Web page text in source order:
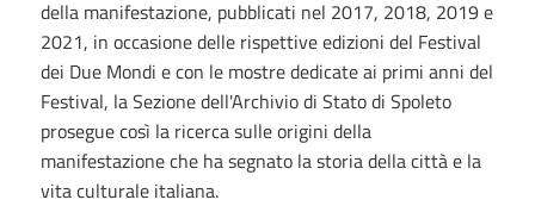
della manifestazione, pubblicati nel 2017, 2018, 2019 e
2021, in occasione delle rispettive edizioni del Festival
dei Due Mondi e con le mostre dedicate ai primi anni del
Festival, la Sezione dell'Archivio di Stato di Spoleto
prosegue così la ricerca sulle origini della
manifestazione che ha segnato la storia della città e la
vita culturale italiana.